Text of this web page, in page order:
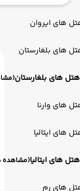
های ایروان
های بلغارستان
هتل های بلغارستان
های وارنا
های ایتالیا
هتل های ایتالیا(مشاهده
های رم
گردشگری بی‌نظیر
مدرن و سنتی را به